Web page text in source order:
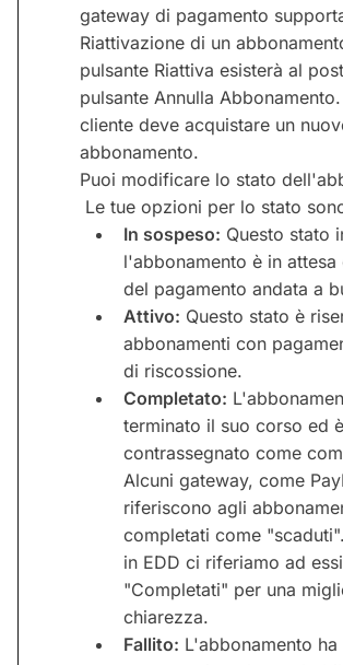
gateway di pagamento
Riattivazione di un
pulsante Riattiva esisterà al
pulsante Annulla
cliente deve acquistare un
abbonamento.
Puoi modificare lo stato
Le tue opzioni per lo stato
In sospeso: Questo stato
l'abbonamento è in
del pagamento andata a
Attivo: Questo stato è
abbonamenti con
di riscossione.
Completato:
terminato il suo corso ed
contrassegnato come
Alcuni gateway, come
riferiscono agli
completati come
in EDD ci riferiamo ad
"Completati" per una
chiarezza.
Fallito: L'abbonamento